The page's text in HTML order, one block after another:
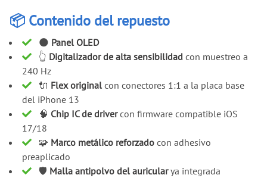
📦 Contenido del repuesto
🌑 Panel OLED
👆 Digitalizador de alta sensibilidad con muestreo a
240 Hz
🔌 Flex originalcon conectores 1:1 a la placa base
del iPhone 13
🧠 Chip IC de drivercon firmware compatible iOS
17/18
🧩 Marco metálico reforzadocon adhesivo
preaplicado
🛡️ Malla antipolvo del auricularya integrada